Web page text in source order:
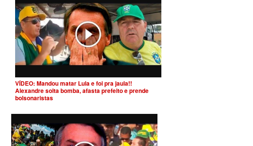
VÍDEO: Mandou matar Lula e foi pra jaula!!
Alexandre solta bomba, afasta prefeito e prende
bolsonaristas